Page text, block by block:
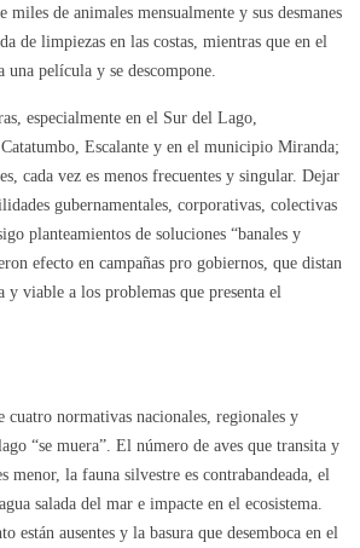
miles de animales mensualmente y sus desmanes
de limpiezas en las costas, mientras que en el
película y se descompone.
especialmente en el Sur del Lago,
Escalante y en el municipio Miranda;
cada vez es menos frecuentes y singular. Dejar
gubernamentales, corporativas, colectivas
planteamientos de soluciones “banales y
efecto en campañas pro gobiernos, que distan
y viable a los problemas que presenta el
cuatro normativas nacionales, regionales y
“se muera”. El número de aves que transita y
menor, la fauna silvestre es contrabandeada, el
salada del mar e impacte en el ecosistema.
están ausentes y la basura que desemboca en el